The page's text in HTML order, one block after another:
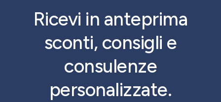
Ricevi in anteprima
sconti, consigli e
consulenze
personalizzate.